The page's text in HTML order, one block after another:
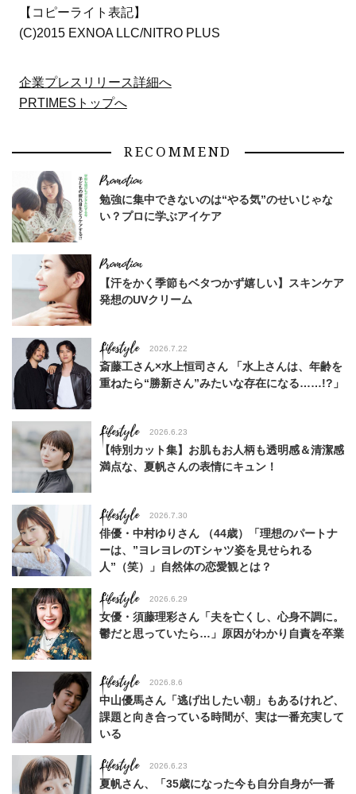
【コピーライト表記】
(C)2015 EXNOA LLC/NITRO PLUS
企業プレスリリース詳細へ
PRTIMESトップへ
RECOMMEND
勉強に集中できないのは“やる気”のせいじゃな
い？プロに学ぶアイケア
【汗をかく季節もベタつかず嬉しい】スキンケア
発想のUVクリーム
Lifestyle 2026.7.22
斎藤工さん×水上恒司さん 「水上さんは、年齢を
重ねたら“勝新さん”みたいな存在になる……!?」
Lifestyle 2026.6.23
【特別カット集】お肌もお人柄も透明感＆清潔感
満点な、夏帆さんの表情にキュン！
Lifestyle 2026.7.30
俳優・中村ゆりさん （44歳）「理想のパートナ
ーは、”ヨレヨレのTシャツ姿を見せられる
人”（笑）」自然体の恋愛観とは？
Lifestyle 2026.6.29
女優・須藤理彩さん「夫を亡くし、心身不調に。
鬱だと思っていたら…」原因がわかり自責を卒業
Lifestyle 2026.8.6
中山優馬さん「逃げ出したい朝」もあるけれど、
課題と向き合っている時間が、実は一番充実して
いる
Lifestyle 2026.6.23
夏帆さん、「35歳になった今も自分自身が一番